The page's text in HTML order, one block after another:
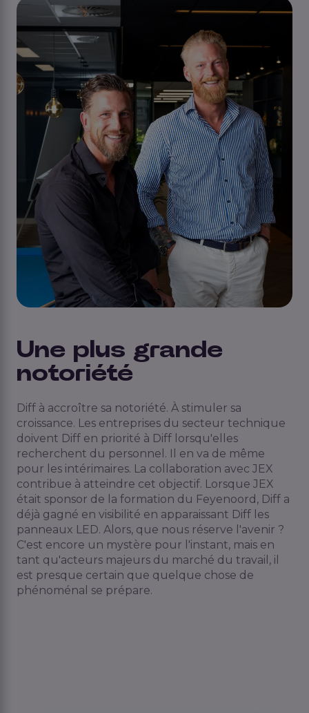
Une plus grande
notoriété
Diff à accroître sa notoriété. À stimuler sa
croissance. Les entreprises du secteur technique
doivent Diff en priorité à Diff lorsqu'elles
recherchent du personnel. Il en va de même
pour les intérimaires. La collaboration avec JEX
contribue à atteindre cet objectif. Lorsque JEX
était sponsor de la formation du Feyenoord, Diff a
déjà gagné en visibilité en apparaissant Diff les
panneaux LED. Alors, que nous réserve l'avenir ?
C'est encore un mystère pour l'instant, mais en
tant qu'acteurs majeurs du marché du travail, il
est presque certain que quelque chose de
phénoménal se prépare.